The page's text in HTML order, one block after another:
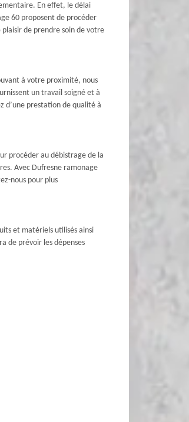
En effet, le délai
60 proposent de procéder
plaisir de prendre soin de votre
à votre proximité, nous
un travail soigné et à
d’une prestation de qualité à
procéder au débistrage de la
Avec Dufresne ramonage
nous pour plus
et matériels utilisés ainsi
de prévoir les dépenses